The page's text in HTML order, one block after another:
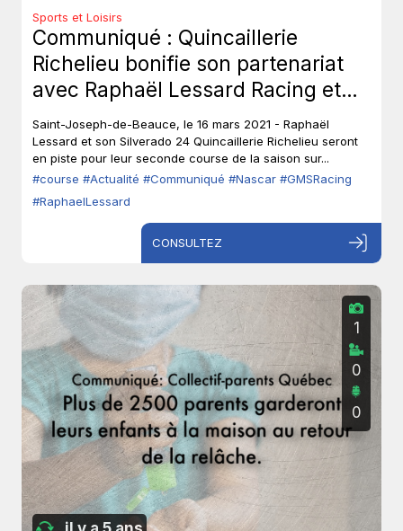
Sports et Loisirs
Communiqué : Quincaillerie
Richelieu bonifie son partenariat
avec Raphaël Lessard Racing et
devient partenaire majeur pour la
course au Atlanta Motor
Speedway - Série des
camionnettes NASCAR Camping
Saint-Joseph-de-Beauce, le 16 mars 2021 - Raphaël
Lessard et son Silverado 24 Quincaillerie Richelieu seront
en piste pour leur seconde course de la saison sur...
#course #Actualité #Communiqué #Nascar #GMSRacing
#RaphaelLessard
CONSULTEZ
1
0
0